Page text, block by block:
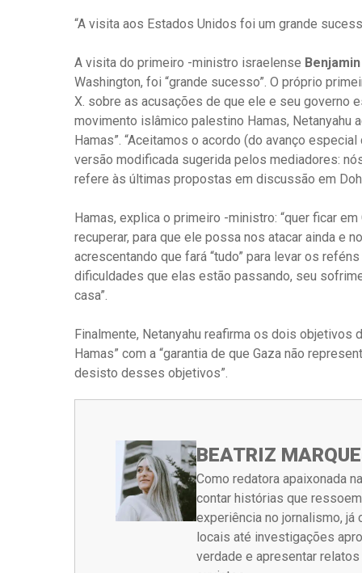
“A visita aos Estados Unidos foi um grande
A visita do primeiro -ministro israelense
Washington, foi “grande sucesso”. O próprio
X. sobre as acusações de que ele e seu governo
movimento islâmico palestino Hamas, Netanyahu
Hamas”. “Aceitamos o acordo (do avanço
versão modificada sugerida pelos mediadores:
refere às últimas propostas em discussão em
Hamas, explica o primeiro -ministro: “quer ficar
recuperar, para que ele possa nos atacar ainda e
acrescentando que fará “tudo” para levar os
dificuldades que elas estão passando, seu
casa”.
Finalmente, Netanyahu reafirma os dois objetivos
Hamas” com a “garantia de que Gaza não
desisto desses objetivos”.
BEATRIZ
Como redatora apaixonada
contar histórias que
experiência no jornalismo,
locais até investigações
verdade e apresentar